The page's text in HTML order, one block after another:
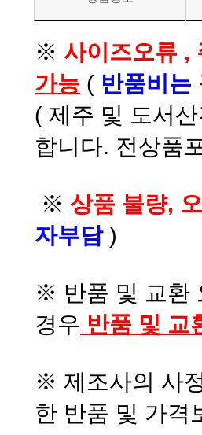
※ 사이즈오류 ,
가능 ( 반품비는
( 제주 및 도서
합니다. 전상품
※ 상품 불량,
자부담 )
※ 반품 및 교환
경우 반품 및 교
※ 제조사의 사
한 반품 및 가격